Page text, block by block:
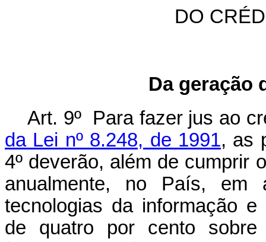
DO
Da geração
Art. 9º Para fazer jus ao
da Lei nº 8.248, de 1991, as
4º deverão, além de cumprir
anualmente, no País,
tecnologias da informação
de quatro por cento